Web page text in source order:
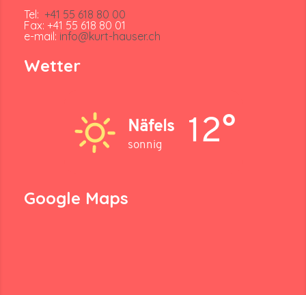
Tel: +41 55 618 80 00
Fax: +41 55 618 80 01
e-mail: info@kurt-hauser.ch
Wetter
Näfels
sonnig 12°
Google Maps